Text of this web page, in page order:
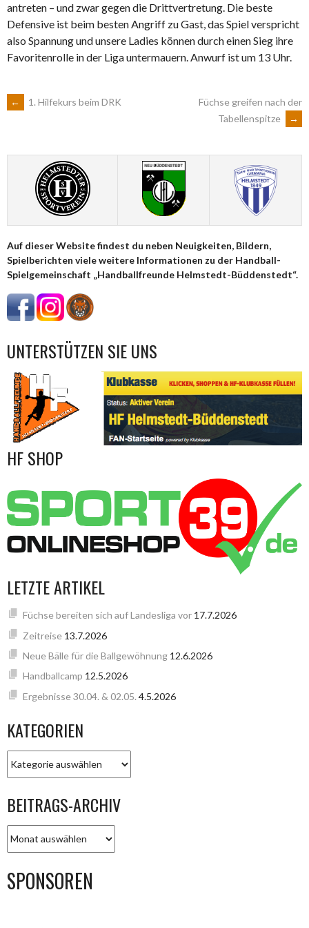
antreten – und zwar gegen die Drittvertretung. Die beste
Defensive ist beim besten Angriff zu Gast, das Spiel verspricht
also Spannung und unsere Ladies können durch einen Sieg ihre
Favoritenrolle in der Liga untermauern. Anwurf ist um 13 Uhr.
ARTIKEL-
NAVIGATION
← 1. Hilfekurs beim DRK
Füchse greifen nach der
Tabellenspitze
→
Auf dieser Website findest du neben Neuigkeiten, Bildern,
Spielberichten viele weitere Informationen zu der Handball-
Spielgemeinschaft „Handballfreunde Helmstedt-Büddenstedt“.
UNTERSTÜTZEN SIE UNS
HF SHOP
LETZTE ARTIKEL
Füchse bereiten sich auf Landesliga vor 17.7.2026
Zeitreise 13.7.2026
Neue Bälle für die Ballgewöhnung 12.6.2026
Handballcamp 12.5.2026
Ergebnisse 30.04. & 02.05. 4.5.2026
KATEGORIEN
BEITRAGS-ARCHIV
ARCHIV
SPONSOREN